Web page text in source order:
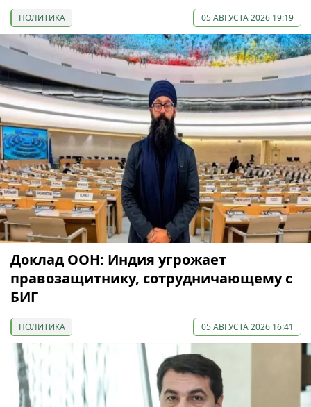
ПОЛИТИКА 05 АВГУСТА 2026 19:19
Доклад ООН: Индия угрожает
правозащитнику, сотрудничающему с
БИГ
ПОЛИТИКА 05 АВГУСТА 2026 16:41